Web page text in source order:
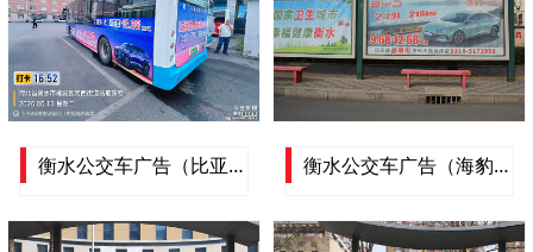
衡水公交车广告（比亚迪汽车）衡水公交车车体广告展示 衡水公交车广告（海豹汽车）衡水公交车车体广告展示